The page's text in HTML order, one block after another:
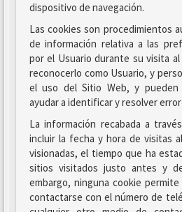
dispositivo de navegación.
Las cookies son procedimientos
de información relativa a las
por el Usuario durante su visita
reconocerlo como Usuario, y
el uso del Sitio Web, y pueden
ayudar a identificar y resolver
La información recabada a
incluir la fecha y hora de visitas
visionadas, el tiempo que ha
sitios visitados justo antes y
embargo, ninguna cookie
contactarse con el número de